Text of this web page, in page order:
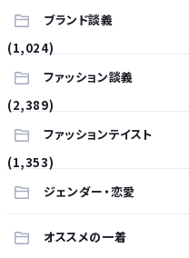
ブランド談義
(1,024)
ファッション談義
(2,389)
ファッションテイスト
(1,353)
ジェンダー・恋愛
オススメの一着